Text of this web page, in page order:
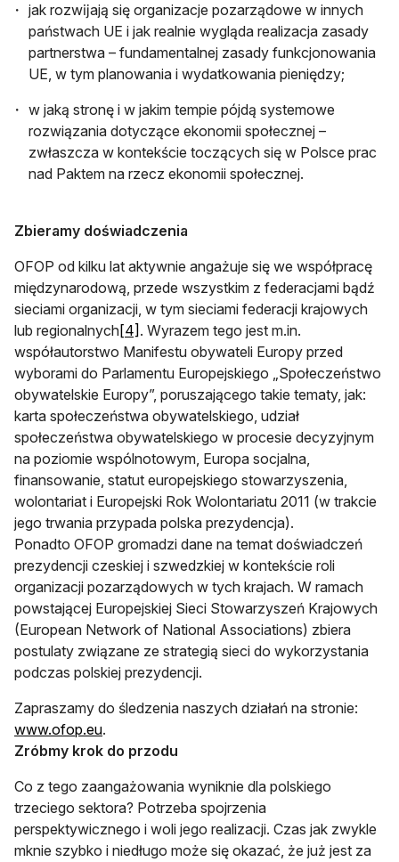
jak rozwĳają się organizacje pozarządowe w innych
państwach UE i jak realnie wygląda realizacja zasady
partnerstwa – fundamentalnej zasady funkcjonowania
UE, w tym planowania i wydatkowania pieniędzy;
w jaką stronę i w jakim tempie pójdą systemowe
rozwiązania dotyczące ekonomii społecznej –
zwłaszcza w kontekście toczących się w Polsce prac
nad Paktem na rzecz ekonomii społecznej.
Zbieramy doświadczenia
OFOP od kilku lat aktywnie angażuje się we współpracę
międzynarodową, przede wszystkim z federacjami bądź
sieciami organizacji, w tym sieciami federacji krajowych
lub regional­nych[4] . Wyrazem tego jest m.in.
współautorstwo Manifestu obywateli Europy przed
wyborami do Parlamentu Europejskiego „Społeczeństwo
obywatelskie Europy”, poruszającego takie tematy, jak:
karta społeczeństwa obywatelskiego, udział
społeczeństwa obywatelskiego w procesie decyzyjnym
na poziomie wspólnotowym, Europa socjalna,
finansowanie, statut europejskiego stowarzyszenia,
wolontariat i Europejski Rok Wolontariatu 2011 (w trakcie
jego trwania przypada polska prezydencja).
Ponadto OFOP gromadzi dane na temat doświadczeń
prezydencji czeskiej i szwedzkiej w kontekście roli
organizacji pozarządowych w tych krajach. W ramach
powstającej Europejskiej Sieci Stowarzyszeń Krajowych
(European Network of National Associations) zbiera
postulaty związane ze strategią sieci do wykorzystania
podczas polskiej prezydencji.
Zapraszamy do śledzenia naszych działań na stronie:
www.ofop.eu.
Zróbmy krok do przodu
Co z tego zaangażowania wyniknie dla polskiego
trzeciego sektora? Potrzeba spojrzenia
perspektywicznego i woli jego realizacji. Czas jak zwykle
mknie szybko i niedługo może się okazać, że już jest za